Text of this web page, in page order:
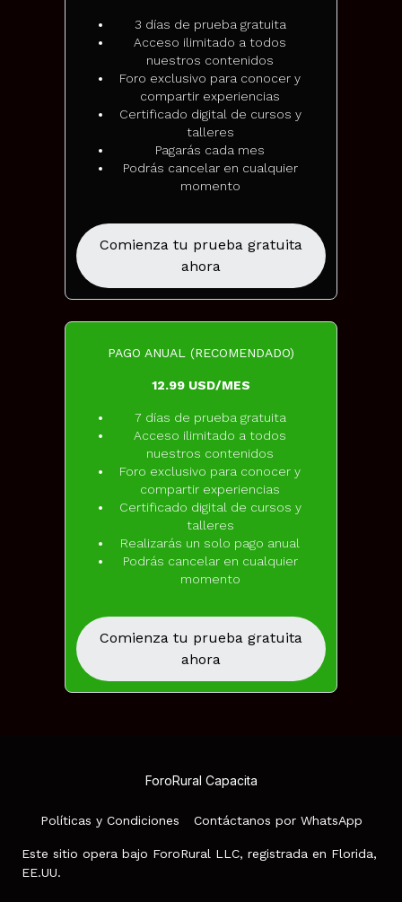
3 días de prueba gratuita
Acceso ilimitado a todos
nuestros contenidos
Foro exclusivo para conocer y
compartir experiencias
Certificado digital de cursos y
talleres
Pagarás cada mes
Podrás cancelar en cualquier
momento
Comienza tu prueba gratuita
ahora
PAGO ANUAL (RECOMENDADO)
12.99 USD/MES
7 días de prueba gratuita
Acceso ilimitado a todos
nuestros contenidos
Foro exclusivo para conocer y
compartir experiencias
Certificado digital de cursos y
talleres
Realizarás un solo pago anual
Podrás cancelar en cualquier
momento
Comienza tu prueba gratuita
ahora
ForoRural Capacita
Políticas y Condiciones Contáctanos por WhatsApp
Este sitio opera bajo ForoRural LLC, registrada en Florida,
EE.UU.